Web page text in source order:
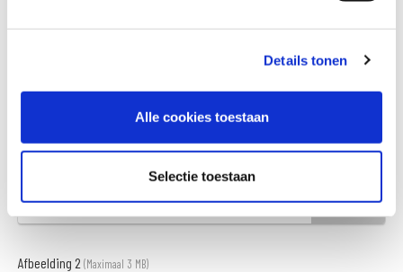
Details tonen
Alle cookies toestaan
Selectie toestaan
Afbeelding 1(Maximaal 3 MB)
Kies afbeelding...
Afbeelding 2 (Maximaal 3 MB)